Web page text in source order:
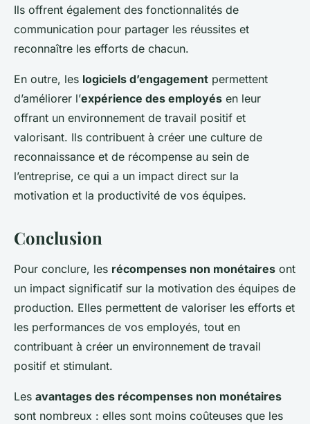
Ils offrent également des fonctionnalités de
communication pour partager les réussites et
reconnaître les efforts de chacun.
En outre, les logiciels d’engagement permettent
d’améliorer l’expérience des employés en leur
offrant un environnement de travail positif et
valorisant. Ils contribuent à créer une culture de
reconnaissance et de récompense au sein de
l’entreprise, ce qui a un impact direct sur la
motivation et la productivité de vos équipes.
Conclusion
Pour conclure, les récompenses non monétaires ont
un impact significatif sur la motivation des équipes de
production. Elles permettent de valoriser les efforts et
les performances de vos employés, tout en
contribuant à créer un environnement de travail
positif et stimulant.
Les avantages des récompenses non monétaires
sont nombreux : elles sont moins coûteuses que les